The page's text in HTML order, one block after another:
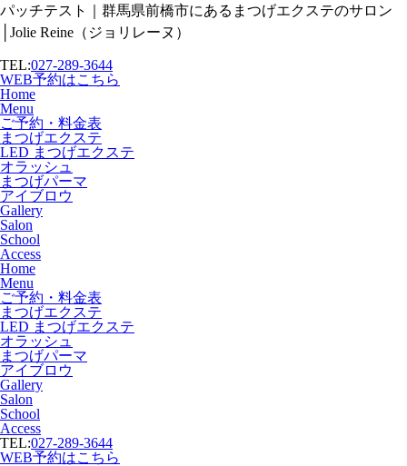
パッチテスト｜群馬県前橋市にあるまつげエクステのサロン
│Jolie Reine（ジョリレーヌ）
TEL:027-289-3644
WEB予約はこちら
Home
Menu
ご予約・料金表
まつげエクステ
LED まつげエクステ
オラッシュ
まつげパーマ
アイブロウ
Gallery
Salon
School
Access
Home
Menu
ご予約・料金表
まつげエクステ
LED まつげエクステ
オラッシュ
まつげパーマ
アイブロウ
Gallery
Salon
School
Access
TEL:027-289-3644
WEB予約はこちら